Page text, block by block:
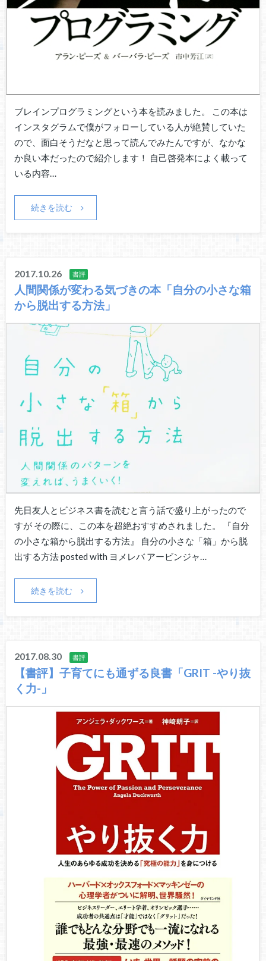
ブレインプログラミングという本を読みました。 この本は
インスタグラムで僕がフォローしている人が絶賛していた
ので、面白そうだなと思って読んでみたんですが、なかな
か良い本だったので紹介します！ 自己啓発本によく載って
いる内容…
続きを読む
2017.10.26 書評
人間関係が変わる気づきの本「自分の小さな箱
から脱出する方法」
先日友人とビジネス書を読むと言う話で盛り上がったので
すが その際に、この本を超絶おすすめされました。 『自分
の小さな箱から脱出する方法』 自分の小さな「箱」から脱
出する方法 posted with ヨメレバ アービンジャ…
続きを読む
2017.08.30 書評
【書評】子育てにも通ずる良書「GRIT -やり抜
く力-」